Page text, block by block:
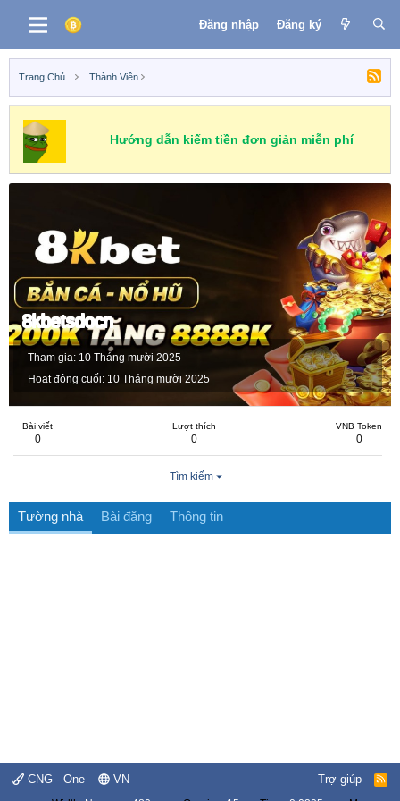
Đăng nhập Đăng ký
Trang Chủ Thành Viên
Hướng dẫn kiếm tiền đơn giản miễn phí
8kbetsdocn
Tham gia 10 Tháng mười 2025
Hoạt động cuối 10 Tháng mười 2025
Bài viết
0
Lượt thích
0
VNB Token
0
Tìm kiếm
Tường nhà Bài đăng Thông tin
CNG - One VN Trợ giúp
R